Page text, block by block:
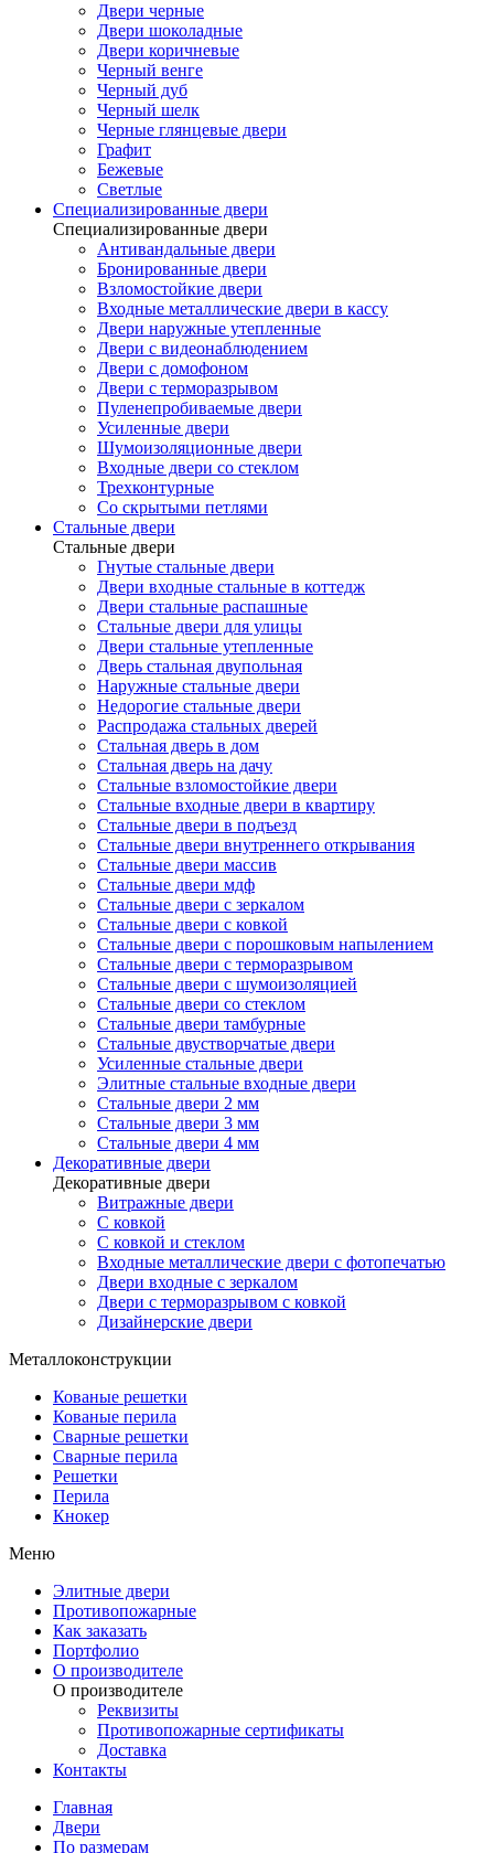
Двери черные
Двери шоколадные
Двери коричневые
Черный венге
Черный дуб
Черный шелк
Черные глянцевые двери
Графит
Бежевые
Светлые
Специализированные двери
Специализированные двери
Антивандальные двери
Бронированные двери
Взломостойкие двери
Входные металлические двери в кассу
Двери наружные утепленные
Двери с видеонаблюдением
Двери с домофоном
Двери с терморазрывом
Пуленепробиваемые двери
Усиленные двери
Шумоизоляционные двери
Входные двери со стеклом
Трехконтурные
Со скрытыми петлями
Стальные двери
Стальные двери
Гнутые стальные двери
Двери входные стальные в коттедж
Двери стальные распашные
Стальные двери для улицы
Двери стальные утепленные
Дверь стальная двупольная
Наружные стальные двери
Недорогие стальные двери
Распродажа стальных дверей
Стальная дверь в дом
Стальная дверь на дачу
Стальные взломостойкие двери
Стальные входные двери в квартиру
Стальные двери в подъезд
Стальные двери внутреннего открывания
Стальные двери массив
Стальные двери мдф
Стальные двери с зеркалом
Стальные двери с ковкой
Стальные двери с порошковым напылением
Стальные двери с терморазрывом
Стальные двери с шумоизоляцией
Стальные двери со стеклом
Стальные двери тамбурные
Стальные двустворчатые двери
Усиленные стальные двери
Элитные стальные входные двери
Стальные двери 2 мм
Стальные двери 3 мм
Стальные двери 4 мм
Декоративные двери
Декоративные двери
Витражные двери
С ковкой
С ковкой и стеклом
Входные металлические двери с фотопечатью
Двери входные с зеркалом
Двери с терморазрывом с ковкой
Дизайнерские двери
Металлоконструкции
Кованые решетки
Кованые перила
Сварные решетки
Сварные перила
Решетки
Перила
Кнокер
Меню
Элитные двери
Противопожарные
Как заказать
Портфолио
О производителе
О производителе
Реквизиты
Противопожарные сертификаты
Доставка
Контакты
Главная
Двери
По размерам